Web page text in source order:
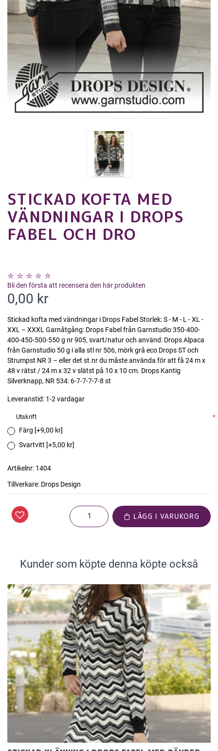
STICKAD KOFTA MED
VÄNDNINGAR I DROPS
FABEL OCH DRO
Bli den första att recensera den här produkten
0,00 kr
Stickad kofta med vändningar i Drops Fabel Storlek: S - M - L - XL -
XXL – XXXL Garnåtgång: Drops Fabel från Garnstudio 350-400-
400-450-500-550 g nr 905, svart/natur och använd: Drops Alpaca
från Garnstudio 50 g i alla stl nr 506, mörk grå eco Drops ST och
Strumpst NR 3 – eller det st.nr du måste använda för att få 24 m x
48 v rätst / 24 m x 32 v slätst på 10 x 10 cm. Drops Kantig
Silverknapp, NR 534: 6-7-7-7-7-8 st
Leveranstid: 1-2 vardagar
Utskrift
*
Färg [+9,00 kr]
Svartvitt [+5,00 kr]
Artikelnr: 1404
Tillverkare: Drops Design
LÄGG I VARUKORG
Kunder som köpte denna köpte också